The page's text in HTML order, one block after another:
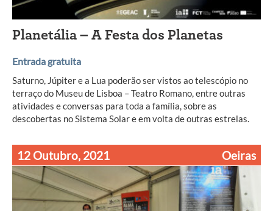
Planetália – A Festa dos Planetas
Entrada gratuita
Saturno, Júpiter e a Lua poderão ser vistos ao telescópio no
terraço do Museu de Lisboa – Teatro Romano, entre outras
atividades e conversas para toda a família, sobre as
descobertas no Sistema Solar e em volta de outras estrelas.
12 Outubro, 2021 Oeiras